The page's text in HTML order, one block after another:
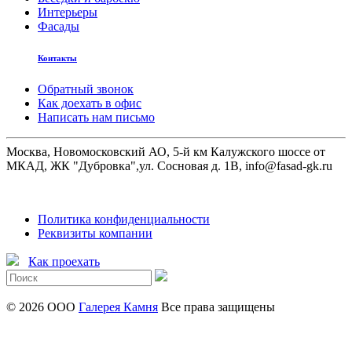
Интерьеры
Фасады
Контакты
Обратный звонок
Как доехать в офис
Написать нам письмо
Москва, Новомосковский АО, 5-й км Калужского шоссе от
МКАД, ЖК "Дубровка",ул. Сосновая д. 1В, info@fasad-gk.ru
Политика конфиденциальности
Реквизиты компании
Как проехать
© 2026 ООО Галерея Камня Все права защищены